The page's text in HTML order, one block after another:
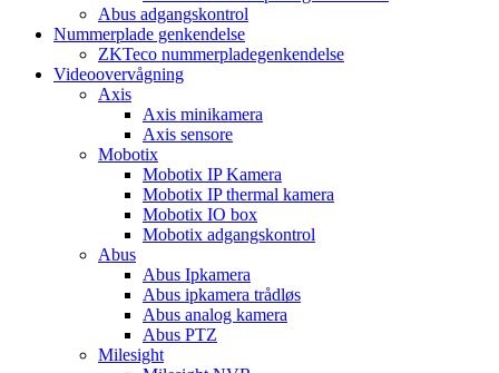
Abus adgangskontrol
Nummerplade genkendelse
ZKTeco nummerpladegenkendelse
Videoovervågning
Axis
Axis minikamera
Axis sensore
Mobotix
Mobotix IP Kamera
Mobotix IP thermal kamera
Mobotix IO box
Mobotix adgangskontrol
Abus
Abus Ipkamera
Abus ipkamera trådløs
Abus analog kamera
Abus PTZ
Milesight